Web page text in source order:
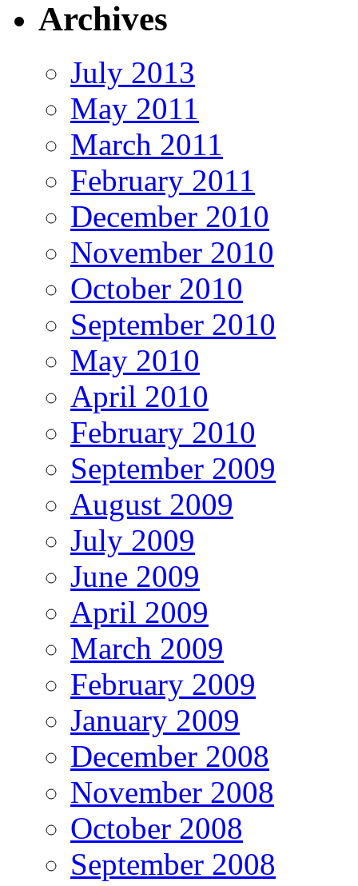
Archives
July 2013
May 2011
March 2011
February 2011
December 2010
November 2010
October 2010
September 2010
May 2010
April 2010
February 2010
September 2009
August 2009
July 2009
June 2009
April 2009
March 2009
February 2009
January 2009
December 2008
November 2008
October 2008
September 2008